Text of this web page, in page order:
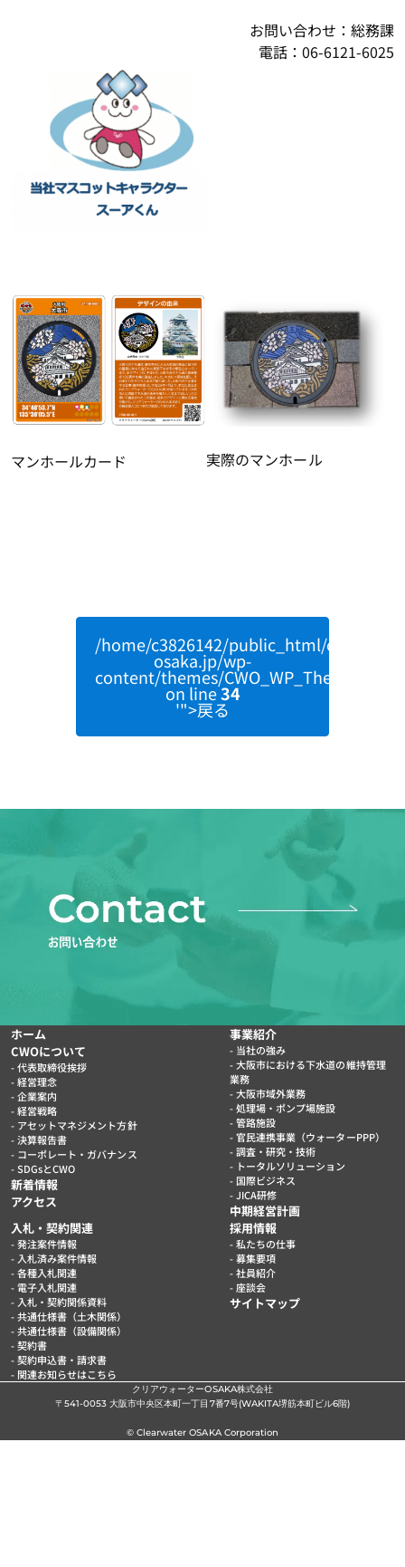
お問い合わせ：総務課
電話：06-6121-6025
マンホールカード 実際のマンホール
/home/c3826142/public_html/
osaka.jp/wp-
content/themes/CWO_WP_Theme/
on line34
'">戻る
ホーム
CWOについて
代表取締役挨拶
経営理念
企業案内
経営戦略
アセットマネジメント方針
決算報告書
コーポレート・ガバナンス
SDGsとCWO
新着情報
アクセス
事業紹介
当社の強み
大阪市における下水道の維持管理
業務
大阪市域外業務
処理場・ポンプ場施設
管路施設
官民連携事業（ウォーターPPP）
調査・研究・技術
トータルソリューション
国際ビジネス
JICA研修
中期経営計画
入札・契約関連
発注案件情報
入札済み案件情報
各種入札関連
電子入札関連
入札・契約関係資料
共通仕様書（土木関係）
共通仕様書（設備関係）
契約書
契約申込書・請求書
関連お知らせはこちら
採用情報
私たちの仕事
募集要項
社員紹介
座談会
サイトマップ
クリアウォーターOSAKA株式会社
〒541-0053 大阪市中央区本町一丁目7番7号(WAKITA堺筋本町ビル6階)
© Clearwater OSAKA Corporation